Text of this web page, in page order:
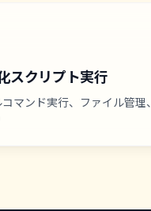
スクリプト実行
マンド実行、ファイル管理、